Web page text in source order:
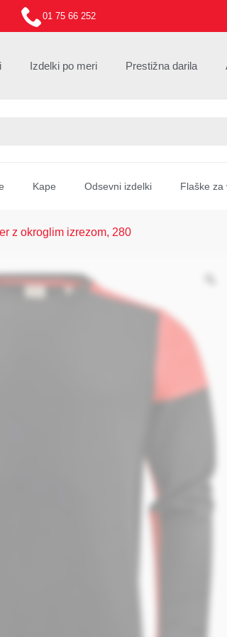
01 75 66 252
Izdelki po meri Prestižna darila
Kape Odsevni izdelki Flaške za
z okroglim izrezom, 280